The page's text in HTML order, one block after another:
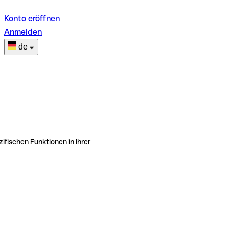
Konto eröffnen
Anmelden
de
Funktionen in Ihrer